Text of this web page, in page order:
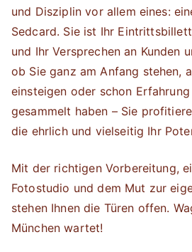
und Disziplin vor allem eines:
Sedcard. Sie ist Ihr
und Ihr Versprechen an Kunden
ob Sie ganz am Anfang stehen,
einsteigen oder schon
gesammelt haben – Sie
die ehrlich und vielseitig Ihr
Mit der richtigen Vorbereitung,
Fotostudio und dem Mut zur
stehen Ihnen die Türen offen.
München wartet!